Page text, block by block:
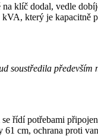
klíč dodal, vedle
který je kapacitně
soustředila
řídí potřebami
cm, ochrana proti